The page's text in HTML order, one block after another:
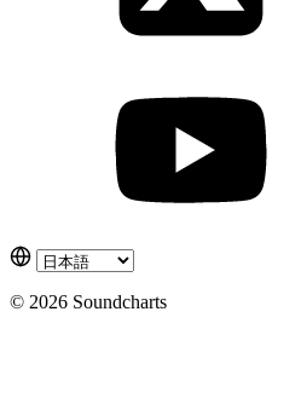
© 2026 Soundcharts